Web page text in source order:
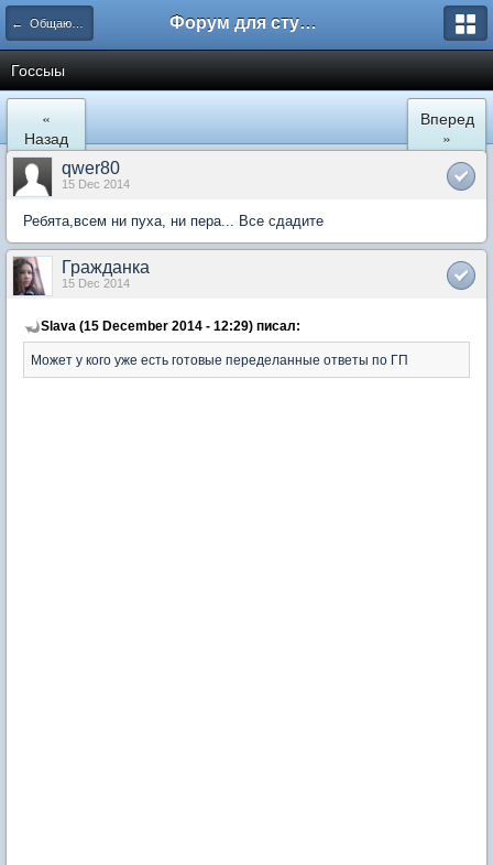
← Общаются юристы Форум для студента СГА
Госсыы
«
Назад
Вперед
»
qwer80
15 Dec 2014
Ребята,всем ни пуха, ни пера... Все сдадите
Гражданка
15 Dec 2014
Slava (15 December 2014 - 12:29) писал:
Может у кого уже есть готовые переделанные ответы по ГП